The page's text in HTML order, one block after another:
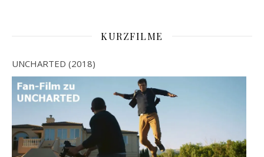
KURZFILME
UNCHARTED (2018)